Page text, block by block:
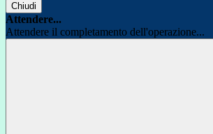
Chiudi
Attendere...
Attendere il completamento dell'operazione...